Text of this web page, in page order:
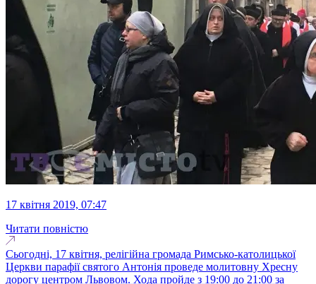
17 квітня 2019, 07:47
Читати повністю
Сьогодні, 17 квітня, релігійна громада Римсько-католицької
Церкви парафії святого Антонія проведе молитовну Хресну
дорогу центром Львовом. Хода пройде з 19:00 до 21:00 за